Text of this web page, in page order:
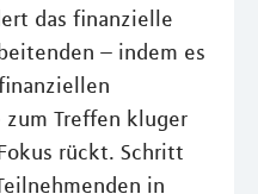
das finanzielle
– indem es
Treffen kluger
rückt. Schritt
in